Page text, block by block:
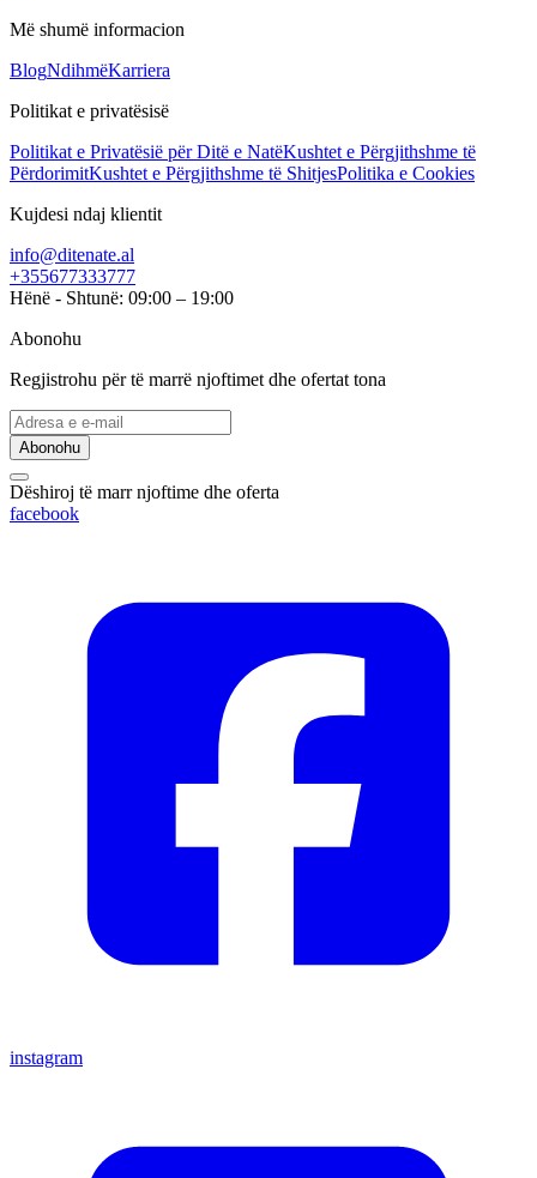
Më shumë informacion
BlogNdihmëKarriera
Politikat e privatësisë
Politikat e Privatësië për Ditë e NatëKushtet e Përgjithshme të
PërdorimitKushtet e Përgjithshme të ShitjesPolitika e Cookies
Kujdesi ndaj klientit
info@ditenate.al
+355677333777
Hënë - Shtunë: 09:00 – 19:00
Abonohu
Regjistrohu për të marrë njoftimet dhe ofertat tona
Abonohu
Dëshiroj të marr njoftime dhe oferta
facebook
instagram